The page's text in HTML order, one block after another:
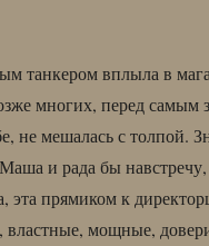
танкером вплыла в
многих, перед
не мешалась с толпой.
и рада бы
эта прямиком к
властные, мощные,